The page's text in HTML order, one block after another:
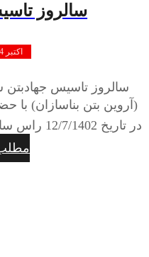
سالروز
اکتبر 4, 2023
سالروز تاسیس جهادبتن
(آروین بتن بناسازان) با
در تاریخ 12/7/1402 راس ساعت 19 شب با ...